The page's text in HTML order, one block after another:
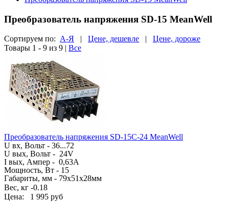
Преобразователь напряжения SD-15 MeanWell
Сортируем по: А-Я | Цене, дешевле | Цене, дороже
Товары 1 - 9 из 9 | Все
Преобразователь напряжения SD-15C-24 MeanWell
U вх, Вольт - 36...72
U вых, Вольт - 24V
I вых, Ампер - 0,63A
Мощность, Вт - 15
Габариты, мм - 79х51х28мм
Вес, кг -0.18
Цена: 1 995 руб